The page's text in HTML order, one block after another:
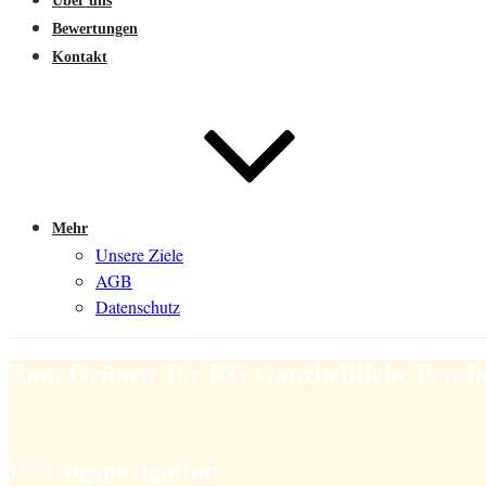
Bewertungen
Kontakt
Mehr
Unsere Ziele
AGB
Datenschutz
Zum Grünen Tor KG Ganzheitliche
Beitragsnavigation